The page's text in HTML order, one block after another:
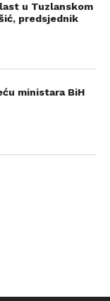
u Tuzlanskom
predsjednik
ministara BiH